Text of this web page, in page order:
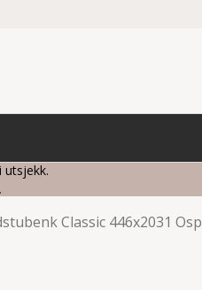
Classic 446x2031 Osp